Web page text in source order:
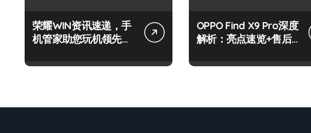
荣耀WIN资讯速递，手
机管家助您玩机领先一
OPPO Find X9 Pro深度
解析：亮点速览+售后